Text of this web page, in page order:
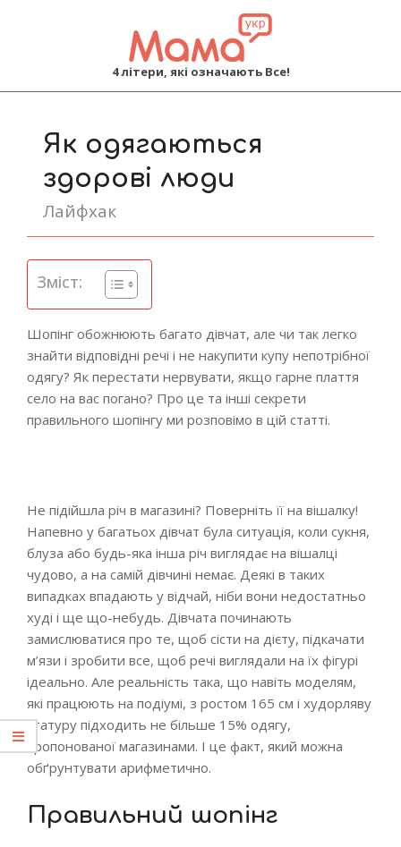
4 літери, які означають Все!
Як одягаються
здорові люди
Лайфхак
Зміст:
Шопінг обожнюють багато дівчат, але чи так легко
знайти відповідні речі і не накупити купу непотрібної
одягу? Як перестати нервувати, якщо гарне плаття
село на вас погано? Про це та інші секрети
правильного шопінгу ми розповімо в цій статті.
Не підійшла річ в магазині? Поверніть її на вішалку!
Напевно у багатьох дівчат була ситуація, коли сукня,
блуза або будь-яка інша річ виглядає на вішалці
чудово, а на самій дівчині немає. Деякі в таких
випадках впадають у відчай, ніби вони недостатньо
худі і ще що-небудь. Дівчата починають
замислюватися про те, щоб сісти на дієту, підкачати
м’язи і зробити все, щоб речі виглядали на їх фігурі
ідеально. Але реальність така, що навіть моделям,
які працюють на подіумі, з ростом 165 см і худорляву
статуру підходить не більше 15% одягу,
пропонованої магазинами. І це факт, який можна
обґрунтувати арифметично.
Правильний шопінг